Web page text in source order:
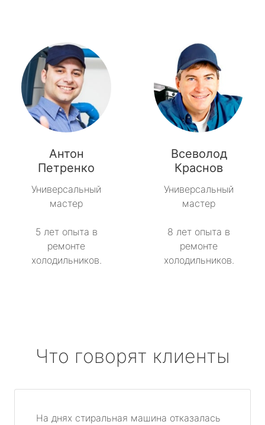
Антон
Петренко
Универсальный
мастер
5 лет опыта в
ремонте
холодильников.
Всеволод
Краснов
Универсальный
мастер
8 лет опыта в
ремонте
холодильников.
Что говорят клиенты
На днях стиральная машина отказалась